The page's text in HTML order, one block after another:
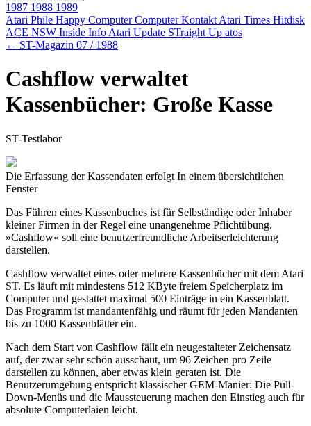
1987 1988 1989
Atari Phile Happy ComputerComputer Kontakt Atari Times Hitdisk
ACE NSW Inside Info Atari Update STraight Up atos
← ST-Magazin 07 / 1988
Cashflow verwaltet
Kassenbücher: Große Kasse
ST-Testlabor
Die Erfassung der Kassendaten erfolgt In einem übersichtlichen
Fenster
Das Führen eines Kassenbuches ist für Selbständige oder Inhaber
kleiner Firmen in der Regel eine unangenehme Pflichtübung.
»Cashflow« soll eine benutzerfreundliche Arbeitserleichterung
darstellen.
Cashflow verwaltet eines oder mehrere Kassenbücher mit dem Atari
ST. Es läuft mit mindestens 512 KByte freiem Speicherplatz im
Computer und gestattet maximal 500 Einträge in ein Kassenblatt.
Das Programm ist mandantenfähig und räumt für jeden Mandanten
bis zu 1000 Kassenblätter ein.
Nach dem Start von Cashflow fällt ein neugestalteter Zeichensatz
auf, der zwar sehr schön ausschaut, um 96 Zeichen pro Zeile
darstellen zu können, aber etwas klein geraten ist. Die
Benutzerumgebung entspricht klassischer GEM-Manier: Die Pull-
Down-Menüs und die Maussteuerung machen den Einstieg auch für
absolute Computerlaien leicht.